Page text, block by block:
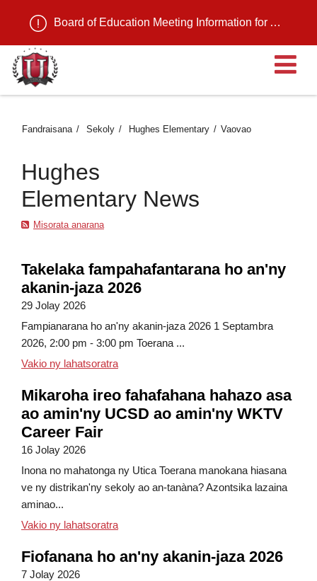
Board of Education Meeting Information for August 11, 2026
Fandraisana Sekoly Hughes Elementary Vaovao
Hughes
Elementary News
Misorata anarana
Takelaka fampahafantarana ho an'ny
akanin-jaza 2026
29 Jolay 2026
Fampianarana ho an'ny akanin-jaza 2026 1 Septambra
2026, 2:00 pm - 3:00 pm Toerana ...
Vakio ny lahatsoratraTakelaka fampahafantarana ho an'ny
Mikaroha ireo fahafahana hahazo asa
ao amin'ny UCSD ao amin'ny WKTV
Career Fair
16 Jolay 2026
Inona no mahatonga ny Utica Toerana manokana hiasana
ve ny distrikan'ny sekoly ao an-tanàna? Azontsika lazaina
aminao...
Vakio ny lahatsoratraMikaroha ireo fahafahana miasa ao
Fiofanana ho an'ny akanin-jaza 2026
7 Jolay 2026